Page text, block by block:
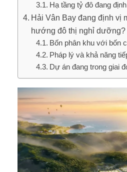
Hạ tầng tỷ đô đang
Hải Vân Bay đang định vị
hướng đô thị nghỉ dưỡng?
Bốn phân khu với bốn
Pháp lý và khả năng
Dự án đang trong giai